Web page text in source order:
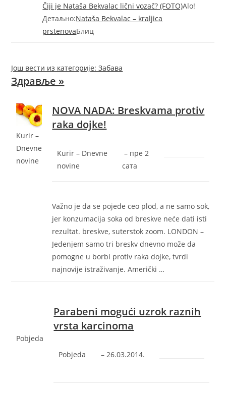
Čiji je Nataša Bekvalac lični vozač? (FOTO)Alo!
Детаљно:Nataša Bekvalac – kraljica
prstenovaБлиц
Још вести из категорије: Забава
Здравље »
Kurir –
Dnevne
novine
NOVA NADA: Breskvama protiv
raka dojke!
Kurir – Dnevne
novine
– ‎пре 2
сата‎
Važno je da se pojede ceo plod, a ne samo sok,
jer konzumacija soka od breskve neće dati isti
rezultat. breskve, suterstok zoom. LONDON –
Jedenjem samo tri breskv dnevno može da
pomogne u borbi protiv raka dojke, tvrdi
najnovije istraživanje. Američki …
Pobjeda
Parabeni mogući uzrok raznih
vrsta karcinoma
Pobjeda –‎26.03.2014.‎